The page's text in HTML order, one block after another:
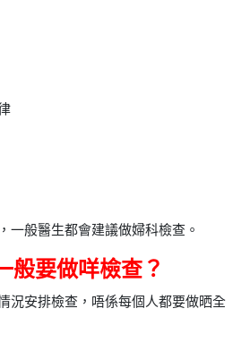
一般醫生都會建議做婦科檢查。
般要做咩檢查？
況安排檢查，唔係每個人都要做晒全